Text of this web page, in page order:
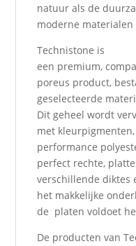
natuur als de
moderne materialen
Technistone is
een premium,
poreus product,
geselecteerde
Dit geheel wordt
met
performance
perfect rechte,
verschillende diktes
het makkelijke
de platen voldoet
De producten van